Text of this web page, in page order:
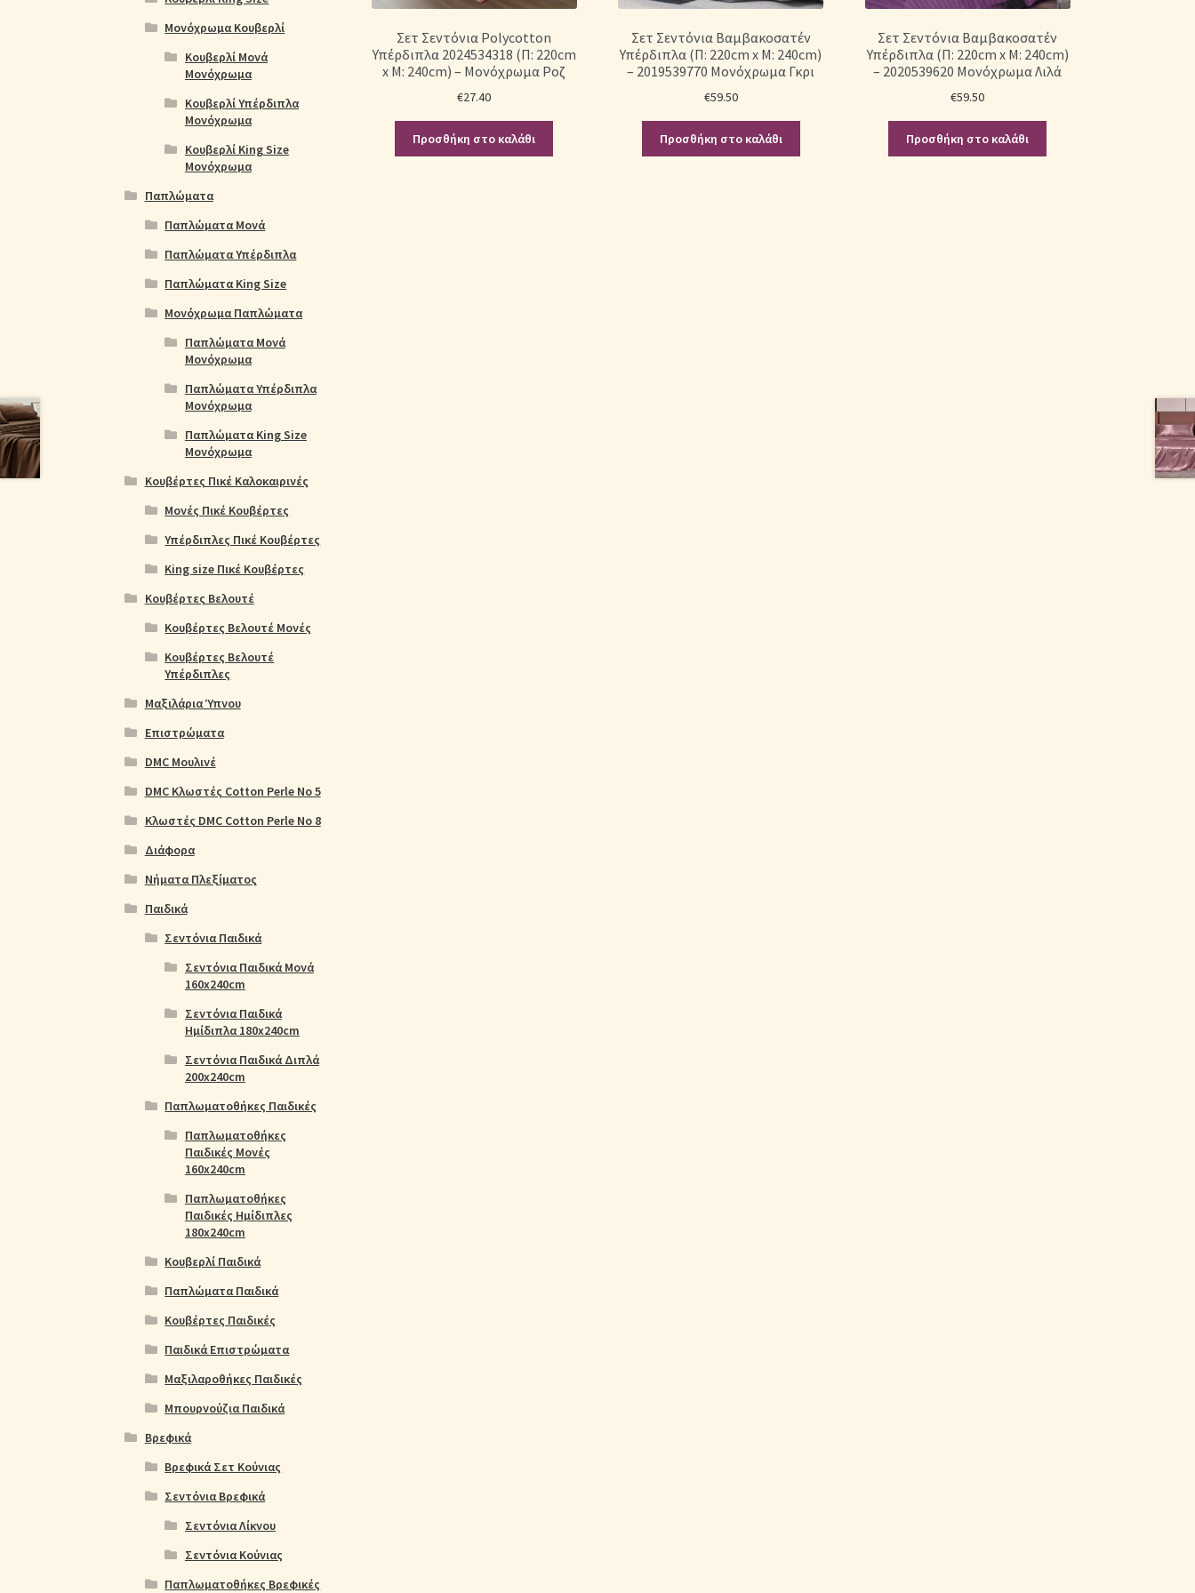
Σετ Σεντόνια Polycotton
Υπέρδιπλα 2024534318 (Π: 220cm
x Μ: 240cm) – Μονόχρωμα Ροζ
€27.40
Προσθήκη στο καλάθι
Σετ Σεντόνια Βαμβακοσατέν
Υπέρδιπλα (Π: 220cm x Μ: 240cm)
– 2019539770 Μονόχρωμα Γκρι
€59.50
Προσθήκη στο καλάθι
Σετ Σεντόνια Βαμβακοσατέν
Υπέρδιπλα (Π: 220cm x Μ: 240cm)
– 2020539620 Μονόχρωμα Λιλά
€59.50
Προσθήκη στο καλάθι
Μονόχρωμα Κουβερλί
Κουβερλί Μονά
Μονόχρωμα
Κουβερλί Υπέρδιπλα
Μονόχρωμα
Κουβερλί King Size
Μονόχρωμα
Παπλώματα
Παπλώματα Μονά
Παπλώματα Υπέρδιπλα
Παπλώματα King Size
Μονόχρωμα Παπλώματα
Παπλώματα Μονά
Μονόχρωμα
Παπλώματα Υπέρδιπλα
Μονόχρωμα
Παπλώματα King Size
Μονόχρωμα
Κουβέρτες Πικέ Καλοκαιρινές
Μονές Πικέ Κουβέρτες
Υπέρδιπλες Πικέ Κουβέρτες
King size Πικέ Κουβέρτες
Κουβέρτες Βελουτέ
Κουβέρτες Βελουτέ Μονές
Κουβέρτες Βελουτέ
Υπέρδιπλες
Μαξιλάρια Ύπνου
Επιστρώματα
DMC Μουλινέ
DMC Κλωστές Cotton Perle No 5
Κλωστές DMC Cotton Perle No 8
Διάφορα
Νήματα Πλεξίματος
Παιδικά
Σεντόνια Παιδικά
Σεντόνια Παιδικά Μονά
160x240cm
Σεντόνια Παιδικά
Ημίδιπλα 180x240cm
Σεντόνια Παιδικά Διπλά
200x240cm
Παπλωματοθήκες Παιδικές
Παπλωματοθήκες
Παιδικές Μονές
160x240cm
Παπλωματοθήκες
Παιδικές Ημίδιπλες
180x240cm
Κουβερλί Παιδικά
Παπλώματα Παιδικά
Κουβέρτες Παιδικές
Παιδικά Επιστρώματα
Μαξιλαροθήκες Παιδικές
Μπουρνούζια Παιδικά
Βρεφικά
Βρεφικά Σετ Κούνιας
Σεντόνια Βρεφικά
Σεντόνια Λίκνου
Σεντόνια Κούνιας
Παπλωματοθήκες Βρεφικές